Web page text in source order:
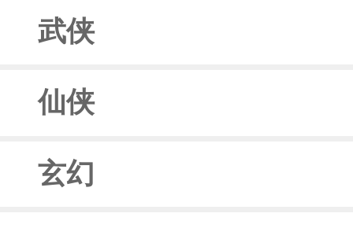
武侠
仙侠
玄幻